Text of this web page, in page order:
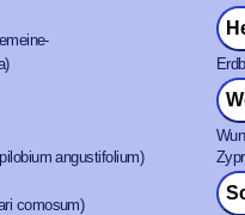
angustifolium)
comosum)